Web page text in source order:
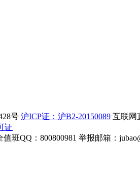
号 沪ICP证：沪B2-20150089 互联网
证
值班QQ：800800981 举报邮箱：